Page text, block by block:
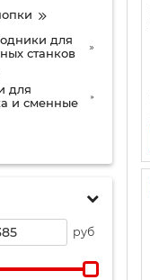
для
станков
для
и сменные
руб